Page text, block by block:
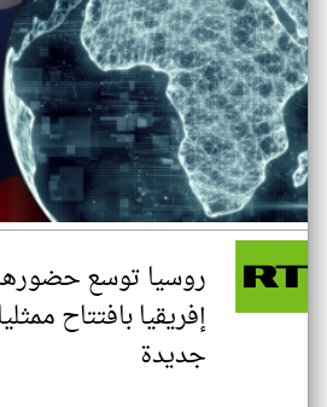
روسيا توسع
جديدة